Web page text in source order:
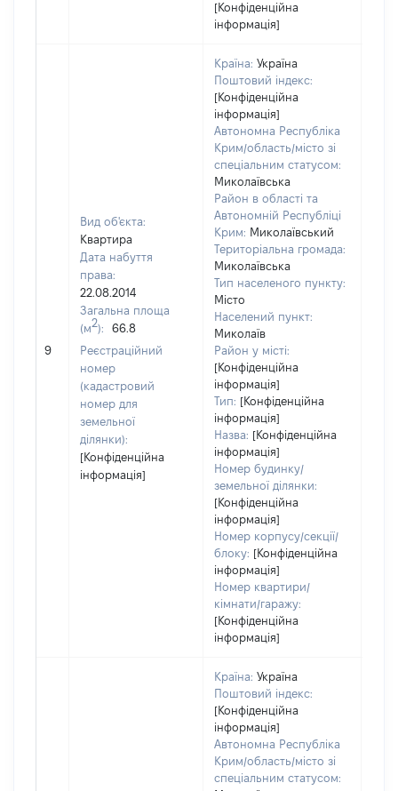
[Конфіденційна
інформація]
9
Вид об'єкта:
Квартира
Дата набуття
права:
22.08.2014
Загальна площа
(м2):
66.8
Реєстраційний
номер
(кадастровий
номер для
земельної
ділянки):
[Конфіденційна
інформація]
Країна: Україна
Поштовий індекс:
[Конфіденційна
інформація]
Автономна Республіка
Крим/область/місто зі
спеціальним статусом:
Миколаївська
Район в області та
Автономній Республіці
Крим: Миколаївський
Територіальна громада:
Миколаївська
Тип населеного пункту:
Місто
Населений пункт:
Миколаїв
Район у місті:
[Конфіденційна
інформація]
Тип: [Конфіденційна
інформація]
Назва: [Конфіденційна
інформація]
Номер будинку/
земельної ділянки:
[Конфіденційна
інформація]
Номер корпусу/секції/
блоку: [Конфіденційна
інформація]
Номер квартири/
кімнати/гаражу:
[Конфіденційна
інформація]
Країна: Україна
Поштовий індекс:
[Конфіденційна
інформація]
Автономна Республіка
Крим/область/місто зі
спеціальним статусом: